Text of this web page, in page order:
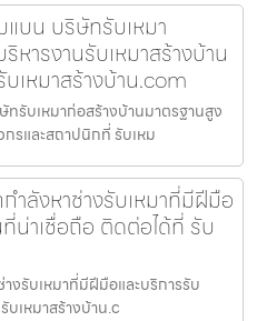
แบน บริษัทรับเหมา
หารงานรับเหมาสร้างบ้าน
เหมาสร้างบ้าน.com
รับเหมาก่อสร้างบ้านมาตรฐานสูง
กรและสถาปนิกที่ รับเหม
ำลังหาช่างรับเหมาที่มีฝีมือ
น่าเชื่อถือ ติดต่อได้ที่ รับ
งรับเหมาที่มีฝีมือและบริการรับ
เหมาสร้างบ้าน.c